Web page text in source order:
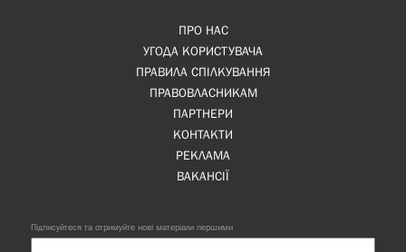
ПРО НАС
УГОДА КОРИСТУВАЧА
ПРАВИЛА СПІЛКУВАННЯ
ПРАВОВЛАСНИКАМ
ПАРТНЕРИ
КОНТАКТИ
РЕКЛАМА
ВАКАНСІЇ
Підписуйтеся та отримуйте нові матеріали першими